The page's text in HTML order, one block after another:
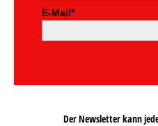
Der Newsletter kann